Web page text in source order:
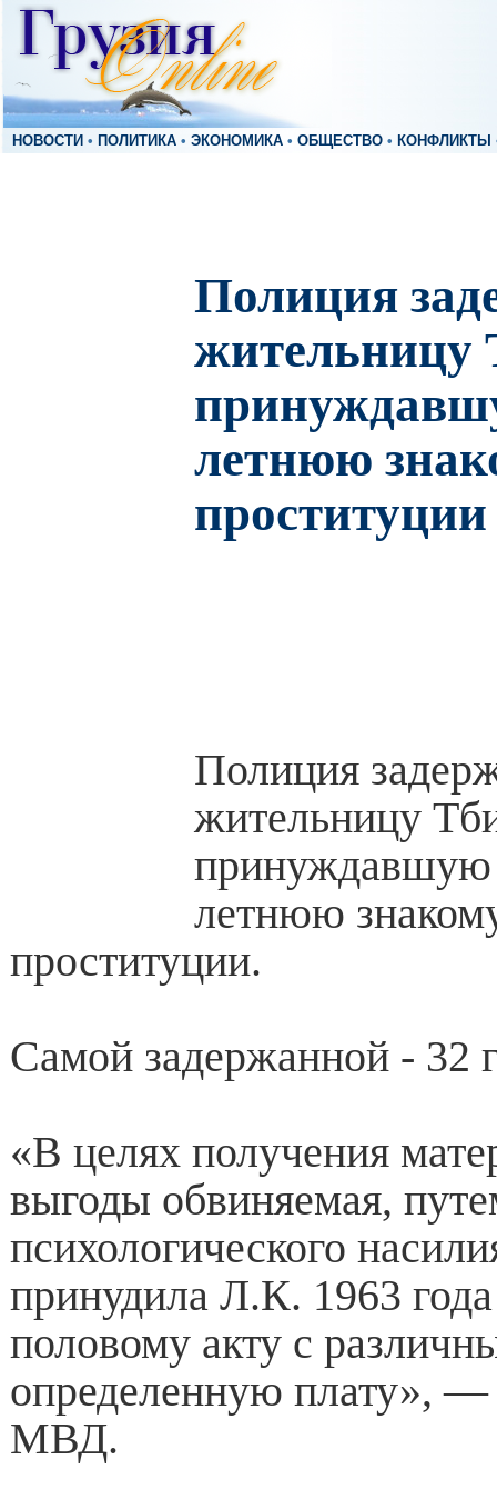
НОВОСТИ • ПОЛИТИКА • ЭКОНОМИКА • ОБЩЕСТВО • КОНФЛИКТЫ
Полиция
жительницу
летнюю
проституции
Полиция
жительницу
летнюю
проституции.
Самой задержанной - 32
«В целях получения
выгоды обвиняемая,
психологического
принудила Л.К. 1963
половому акту с
определенную плату»,
МВД.